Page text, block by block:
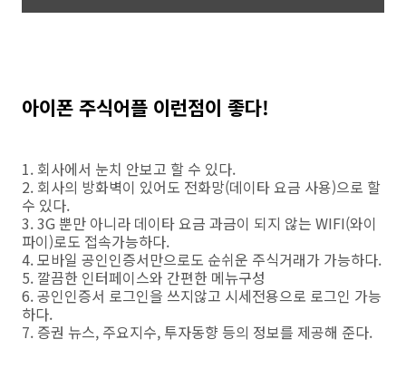
아이폰 주식어플 이런점이 좋다!
1. 회사에서 눈치 안보고 할 수 있다.
2. 회사의 방화벽이 있어도 전화망(데이타 요금 사용)으로 할
수 있다.
3. 3G 뿐만 아니라 데이타 요금 과금이 되지 않는 WIFI(와이
파이)로도 접속가능하다.
4. 모바일 공인인증서만으로도 순쉬운 주식거래가 가능하다.
5. 깔끔한 인터페이스와 간편한 메뉴구성
6. 공인인증서 로그인을 쓰지않고 시세전용으로 로그인 가능
하다.
7. 증권 뉴스, 주요지수, 투자동향 등의 정보를 제공해 준다.